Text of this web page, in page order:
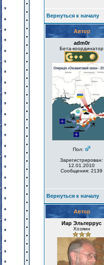
Вернуться к началу
Автор
adm0r
Бета-координатор
Пол:
Зарегистрирован:
12.01.2010
Сообщения: 2139
Вернуться к началу
Автор
Иар Эльтеррус
Хозяин